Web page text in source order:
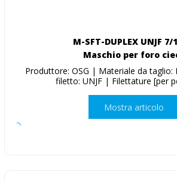
M-SFT-DUPLEX UNJF 7/
Maschio per foro
Produttore: OSG | Materiale da taglio:
filetto: UNJF | Filettature [per
Mostra articolo